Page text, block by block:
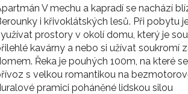
V mechu a kapradí se nachází
i křivoklátských lesů. Při pobytu
prostory v okolí domu, který je
kavárny a nebo si užívat soukromí
Řeka je pouhých 100m, na které
s velkou romantikou na
pramici poháněné lidskou silou